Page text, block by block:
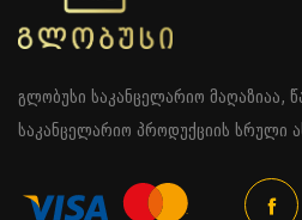
გლობუსი საკანცელარიო მაღაზიაა,
საკანცელარიო პროდუქციის სრული